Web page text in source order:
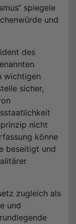
spiegele
und
des
wichtigen
sicher,
nicht
könne
beseitigt und
zugleich als
und